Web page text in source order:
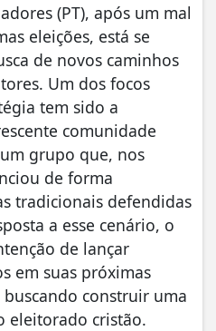
(PT), após um mal
eleições, está se
de novos caminhos
Um dos focos
tem sido a
comunidade
grupo que, nos
de forma
tradicionais defendidas
a esse cenário, o
de lançar
em suas próximas
construir uma
eleitorado cristão.